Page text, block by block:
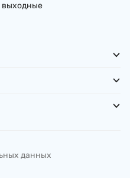
выходные
данных